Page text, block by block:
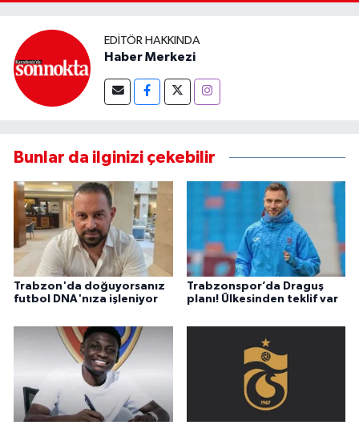
EDITÖR HAKKINDA
Haber Merkezi
Bunlar da ilginizi çekebilir
Trabzon'da doğuyorsanız
futbol DNA'nıza işleniyor
Trabzonspor’da Draguş
planı! Ülkesinden teklif var